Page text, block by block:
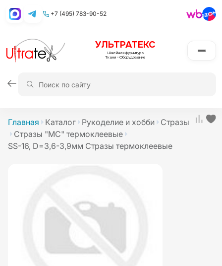
+7 (495) 783-90-52
УЛЬТРАТЕКС
Швейная фурнитура
Ткани • Оборудование
Главная Каталог Рукоделие и хобби
Стразы
Стразы "MС" термоклеевые
SS-16, D=3,6-3,9мм Стразы термоклеевые